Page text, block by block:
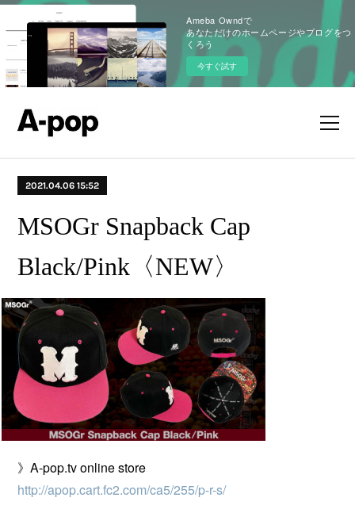
Ameba Owndで
あなただけのホームページやブログをつ
くろう
今すぐ試す
2021.04.06 15:52
MSOGr Snapback Cap
Black/Pink〈NEW〉
》A-pop.tv online store
http://apop.cart.fc2.com/ca5/255/p-r-s/